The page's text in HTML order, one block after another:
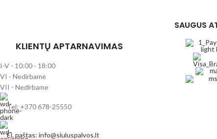
KLIENTŲ APTARNAVIMAS
I-V - 10:00 - 18:00
VI - Nedirbame
VII - Nedirbame
Tel: +370 678-25550
El. paštas: info@siuluspalvos.lt
SAUGUS